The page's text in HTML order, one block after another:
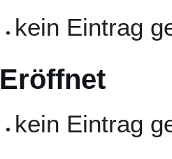
kein Eintrag
Eröffnet
kein Eintrag